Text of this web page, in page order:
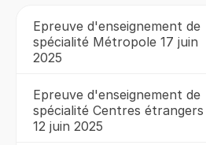
Epreuve d'enseignement de
spécialité Métropole 17 juin
2025
Epreuve d'enseignement de
spécialité Centres étrangers
12 juin 2025